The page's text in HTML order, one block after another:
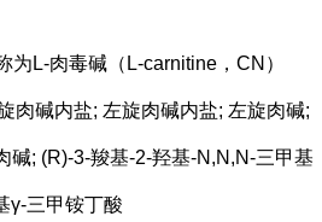
为L-肉毒碱（L-carnitine，CN）
肉碱内盐; 左旋肉碱内盐; 左旋肉碱;
碱; (R)-3-羧基-2-羟基-N,N,N-三甲基
γ-三甲铵丁酸